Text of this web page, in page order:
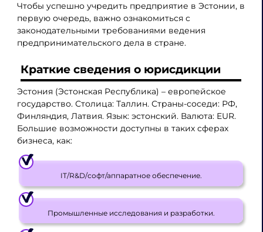
Чтобы успешно учредить предприятие в Эстонии, в
первую очередь, важно ознакомиться с
законодательными требованиями ведения
предпринимательского дела в стране.
Краткие сведения о юрисдикции
Эстония (Эстонская Республика) – европейское
государство. Столица: Таллин. Страны-соседи: РФ,
Финляндия, Латвия. Язык: эстонский. Валюта: EUR.
Большие возможности доступны в таких сферах
бизнеса, как:
IT/R&D/софт/аппаратное обеспечение.
Промышленные исследования и разработки.